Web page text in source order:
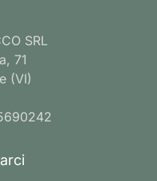
SRL
71
(VI)